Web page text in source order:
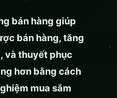
bán hàng giúp
bán hàng, tăng
và thuyết phục
hơn bằng cách
mua sắm